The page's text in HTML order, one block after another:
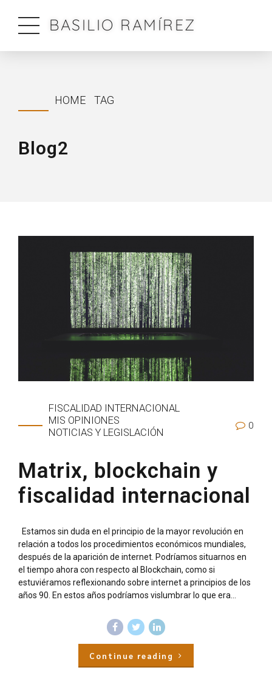
BASILIO RAMÍREZ
HOME TAG
Blog2
FISCALIDAD INTERNACIONAL
MIS OPINIONES
NOTICIAS Y LEGISLACIÓN
0
Matrix, blockchain y
fiscalidad internacional
Estamos sin duda en el principio de la mayor revolución en
relación a todos los procedimientos económicos mundiales,
después de la aparición de internet. Podríamos situarnos en
el tiempo ahora con respecto al Blockchain, como si
estuviéramos reflexionando sobre internet a principios de los
años 90. En estos años podríamos vislumbrar lo que era...
Continue reading